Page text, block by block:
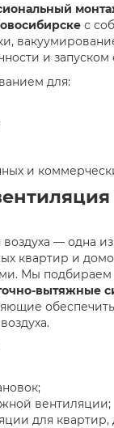
с
и запуском
для:
и
— одна
квартир и
Мы подбираем
вытяжные
вентиляции;
для